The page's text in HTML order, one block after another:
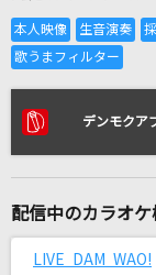
リア
STAND UP
クトリー～
デンモクア
配信中のカラオケ
LIVE DAM WAO!